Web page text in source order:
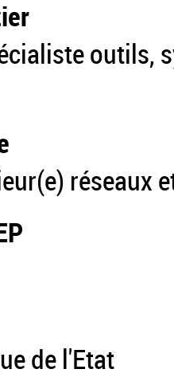
outils,
de l'Etat